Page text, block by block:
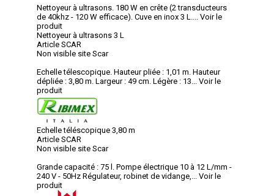
Nettoyeur à ultrasons. 180 W en crête (2 transducteurs
de 40khz - 120 W efficace). Cuve en inox 3 L....
Voir le
produit
Nettoyeur à ultrasons 3 L
Article SCAR
Non visible site Scar
Echelle télescopique. Hauteur pliée : 1,01 m. Hauteur
dépliée : 3,80 m. Largeur : 49 cm. Légère : 13...
Voir le
produit
Echelle téléscopique 3,80 m
Article SCAR
Non visible site Scar
Grande capacité : 75 l. Pompe électrique 10 à 12 L/mm -
240 V - 50Hz Régulateur, robinet de vidange,...
Voir le
produit